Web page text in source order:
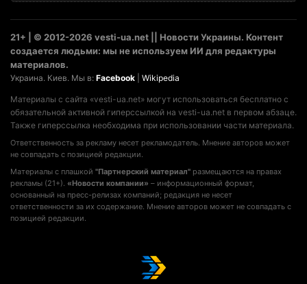
21+ | © 2012-2026 vesti-ua.net || Новости Украины. Контент
создается людьми: мы не используем ИИ для редактуры
материалов.
Украина. Киев. Мы в: Facebook Wikipedia
Материалы с сайта «vesti-ua.net» могут использоваться бесплатно с
обязательной активной гиперссылкой на vesti-ua.net в первом абзаце.
Также гиперссылка необходима при использовании части материала.
Ответственность за рекламу несет рекламодатель. Мнение авторов может
не совпадать с позицией редакции.
Материалы с плашкой "Партнерский материал" размещаются на правах
рекламы (21+). «Новости компании» – информационный формат,
основанный на пресс-релизах компаний; редакция не несет
ответственности за их содержание. Мнение авторов может не совпадать с
позицией редакции.